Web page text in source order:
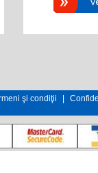
şi condiţii